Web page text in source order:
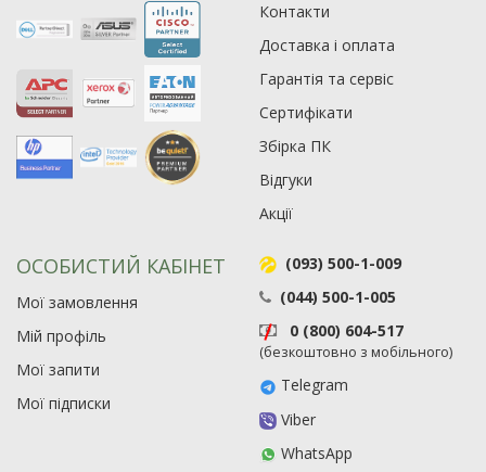
Рейтинг EXE.ua:
90
19
63
Контакти
Доставка і оплата
Гарантія та сервіс
Сертифікати
Збірка ПК
Відгуки
Акції
ОСОБИСТИЙ КАБІНЕТ
Мої замовлення
Мій профіль
Мої запити
Мої підписки
(093) 500-1-009
(044) 500-1-005
0 (800) 604-517
(безкоштовно з мобільного)
Telegram
Viber
WhatsApp